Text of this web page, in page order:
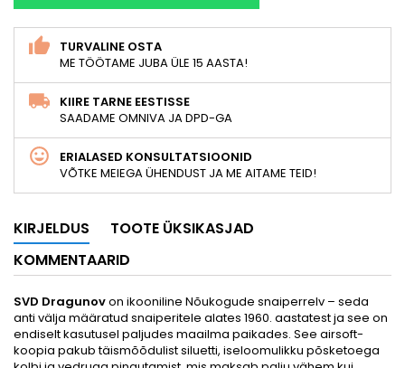
TURVALINE OSTA
ME TÖÖTAME JUBA ÜLE 15 AASTA!
KIIRE TARNE EESTISSE
SAADAME OMNIVA JA DPD-GA
ERIALASED KONSULTATSIOONID
VÕTKE MEIEGA ÜHENDUST JA ME AITAME TEID!
KIRJELDUS
TOOTE ÜKSIKASJAD
KOMMENTAARID
SVD Dragunovon ikooniline Nõukogude snaiperrelv – seda
anti välja määratud snaiperitele alates 1960. aastatest ja see on
endiselt kasutusel paljudes maailma paikades. See airsoft-
koopia pakub täismõõdulist siluetti, iseloomulikku põsketoega